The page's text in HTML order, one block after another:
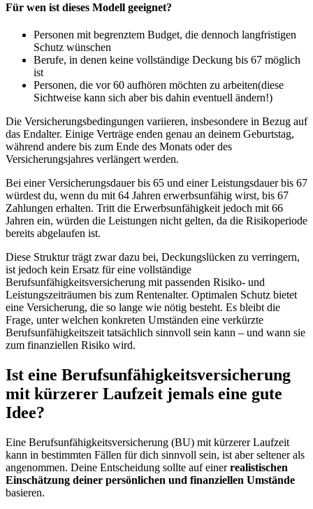
Für wen ist dieses Modell geeignet?
Personen mit begrenztem Budget, die dennoch langfristigen
Schutz wünschen
Berufe, in denen keine vollständige Deckung bis 67 möglich
ist
Personen, die vor 60 aufhören möchten zu arbeiten(diese
Sichtweise kann sich aber bis dahin eventuell ändern!)
Die Versicherungsbedingungen variieren, insbesondere in Bezug auf
das Endalter. Einige Verträge enden genau an deinem Geburtstag,
während andere bis zum Ende des Monats oder des
Versicherungsjahres verlängert werden.
Bei einer Versicherungsdauer bis 65 und einer Leistungsdauer bis 67
würdest du, wenn du mit 64 Jahren erwerbsunfähig wirst, bis 67
Zahlungen erhalten. Tritt die Erwerbsunfähigkeit jedoch mit 66
Jahren ein, würden die Leistungen nicht gelten, da die Risikoperiode
bereits abgelaufen ist.
Diese Struktur trägt zwar dazu bei, Deckungslücken zu verringern,
ist jedoch kein Ersatz für eine vollständige
Berufsunfähigkeitsversicherung mit passenden Risiko- und
Leistungszeiträumen bis zum Rentenalter. Optimalen Schutz bietet
eine Versicherung, die so lange wie nötig besteht. Es bleibt die
Frage, unter welchen konkreten Umständen eine verkürzte
Berufsunfähigkeitszeit tatsächlich sinnvoll sein kann – und wann sie
zum finanziellen Risiko wird.
Ist eine Berufsunfähigkeitsversicherung
mit kürzerer Laufzeit jemals eine gute
Idee?
Eine Berufsunfähigkeitsversicherung (BU) mit kürzerer Laufzeit
kann in bestimmten Fällen für dich sinnvoll sein, ist aber seltener als
angenommen. Deine Entscheidung sollte auf einerrealistischen
Einschätzung deiner persönlichen und finanziellen Umstände
basieren.